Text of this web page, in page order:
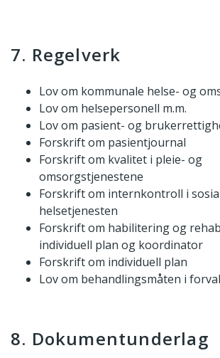
7. Regelverk
Lov om kommunale helse- og
Lov om helsepersonell m.m.
Lov om pasient- og
Forskrift om pasientjournal
Forskrift om kvalitet i pleie- og
omsorgstjenestene
Forskrift om internkontroll i
helsetjenesten
Forskrift om habilitering og
individuell plan og koordinator
Forskrift om individuell plan
Lov om behandlingsmåten i
8. Dokumentunderlag